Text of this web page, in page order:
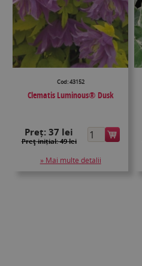
Cod: 43152
Clematis Luminous® Dusk
Preț:37 lei
Preţ inițial: 49 lei
» Mai multe detalii